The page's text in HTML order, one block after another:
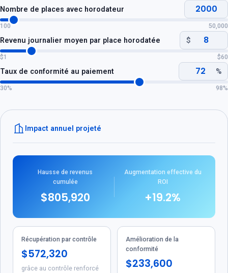
Nombre de places avec horodateur
100 50,000
Revenu journalier moyen par place horodatée $
$1 $60
Taux de conformité au paiement %
30% 98%
Impact annuel projeté
Hausse de revenus
cumulée
$805,920
Augmentation effective du
ROI
+19.2%
Récupération par contrôle
$572,320
grâce au contrôle renforcé
Amélioration de la
conformité
$233,600